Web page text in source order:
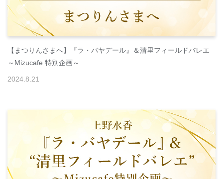
【まつりんさまへ】『ラ・バヤデール』＆清里フィールドバレエ
～Mizucafe 特別企画～
2024.8.21